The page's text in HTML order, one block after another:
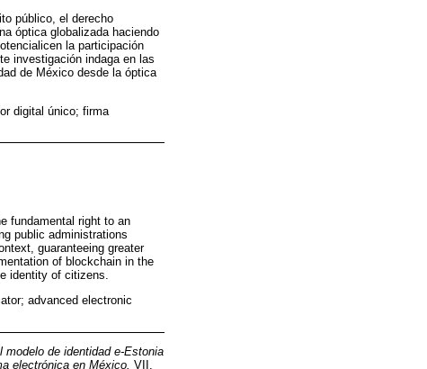
público, el derecho
óptica globalizada haciendo
la participación
investigación indaga en las
de México desde la óptica
digital único; firma
fundamental right to an
public administrations
guaranteeing greater
of blockchain in the
identity of citizens.
advanced electronic
modelo de identidad e-Estonia
electrónica en México. VII.